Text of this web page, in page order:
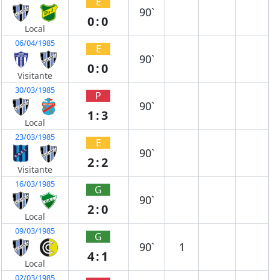
Local 0:0
90`
06/04/1985
Visitante
E
0:0
90`
30/03/1985
Local
P
1:3
90`
23/03/1985
Visitante
E
2:2
90`
16/03/1985
Local
G
2:0
90`
09/03/1985
Local
G
4:1
90` 1
02/03/1985